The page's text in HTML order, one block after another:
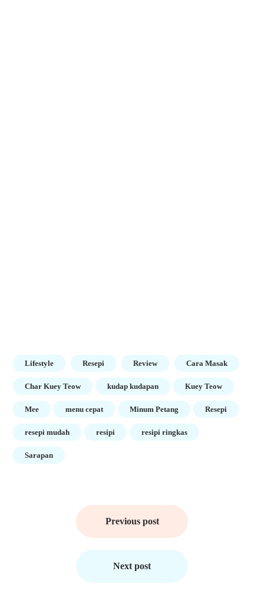
Lifestyle Resepi Review Cara Masak
Char Kuey Teow kudap kudapan Kuey Teow
Mee menu cepat Minum Petang Resepi
resepi mudah resipi resipi ringkas
Sarapan
Previous post
Next post